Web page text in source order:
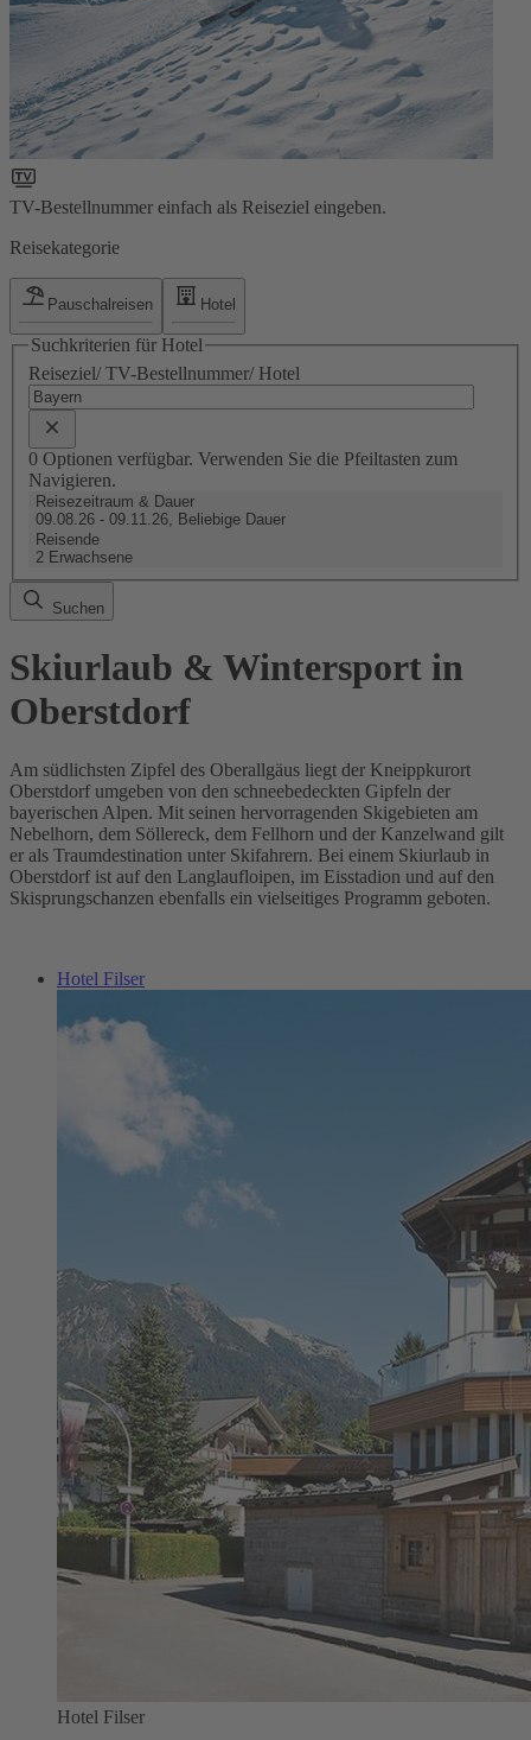
TV-Bestellnummer einfach als Reiseziel eingeben.
Reisekategorie
Pauschalreisen Hotel
Suchkriterien für Hotel
Reiseziel/ TV-Bestellnummer/ Hotel
0 Optionen verfügbar. Verwenden Sie die Pfeiltasten zum
Navigieren.
Reisezeitraum & Dauer
09.08.26 - 09.11.26, Beliebige Dauer
Reisende
2 Erwachsene
Suchen
Skiurlaub & Wintersport in
Oberstdorf
Am südlichsten Zipfel des Oberallgäus liegt der Kneippkurort
Oberstdorf umgeben von den schneebedeckten Gipfeln der
bayerischen Alpen. Mit seinen hervorragenden Skigebieten am
Nebelhorn, dem Söllereck, dem Fellhorn und der Kanzelwand gilt
er als Traumdestination unter Skifahrern. Bei einem Skiurlaub in
Oberstdorf ist auf den Langlaufloipen, im Eisstadion und auf den
Skisprungschanzen ebenfalls ein vielseitiges Programm geboten.
Hotel Filser
Hotel Filser